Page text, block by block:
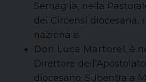
Sernaglia, nella
dei Circensi diocesana,
nazionale.
Don Luca Martorel , è
Direttore
diocesano. Subentra a